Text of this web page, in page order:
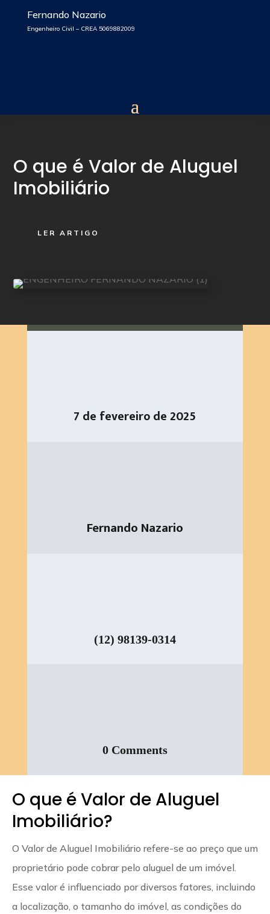
Fernando Nazario
Engenheiro Civil – CREA 5069882009
O que é Valor de Aluguel
Imobiliário
LER ARTIGO
7 de fevereiro de 2025
Fernando Nazario
(12) 98139-0314
0 Comments
O que é Valor de Aluguel
Imobiliário?
O Valor de Aluguel Imobiliário refere-se ao preço que um
proprietário pode cobrar pelo aluguel de um imóvel.
Esse valor é influenciado por diversos fatores, incluindo
a localização, o tamanho do imóvel, as condições do